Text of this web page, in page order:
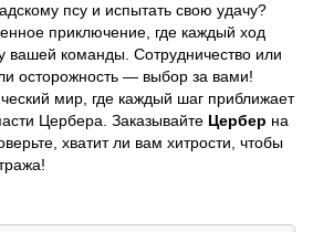
псу и испытать свою удачу?
приключение, где каждый ход
вашей команды. Сотрудничество или
осторожность — выбор за вами!
мир, где каждый шаг приближает
Цербера. Заказывайте Цербер на
хватит ли вам хитрости, чтобы